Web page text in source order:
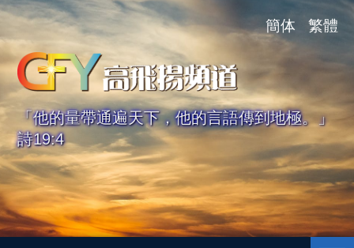
簡体 繁體
「他的量帶通遍天下，他的言語傳到地極。」
詩19:4